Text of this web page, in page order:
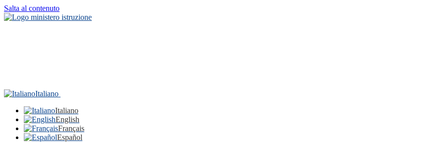
Salta al contenuto
Italiano
Italiano
English
Français
Español